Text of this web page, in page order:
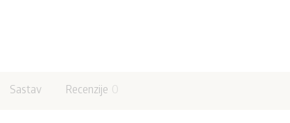
Sastav Recenzije 0